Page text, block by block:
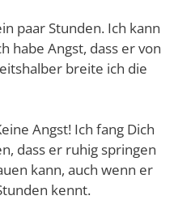
paar Stunden. Ich kann
habe Angst, dass er von
breite ich die
Angst! Ich fang Dich
dass er ruhig springen
kann, auch wenn er
kennt.